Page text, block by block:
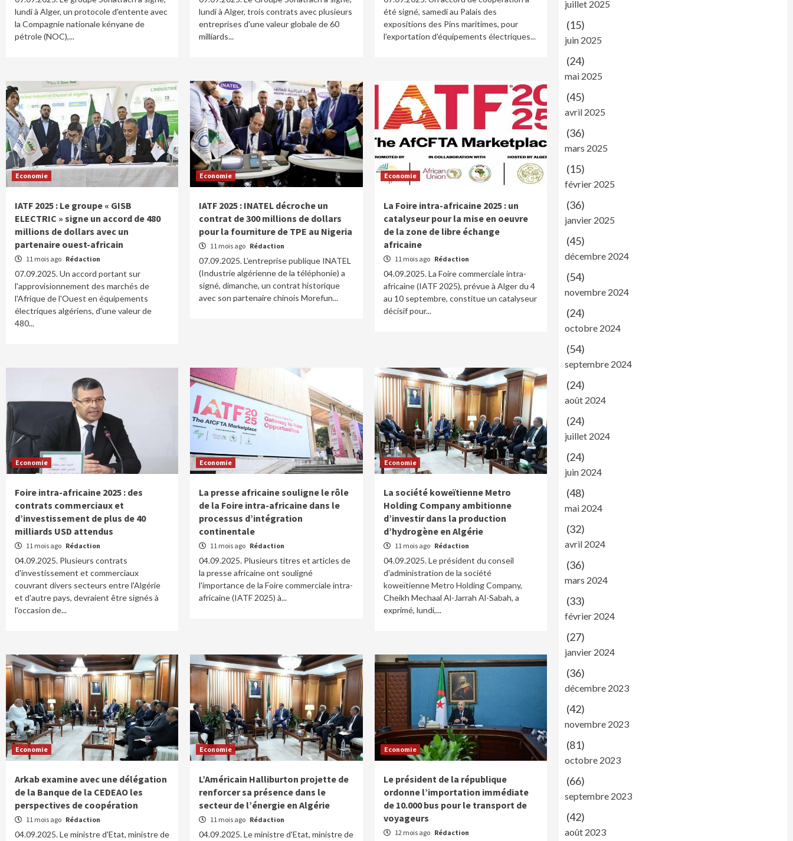
lundi à Alger, un protocole d'entente avec
la Compagnie nationale kényane de
pétrole (NOC),...
lundi à Alger, trois contrats avec plusieurs
entreprises d'une valeur globale de 60
milliards...
été signé, samedi au Palais des
expositions des Pins maritimes, pour
l'exportation d'équipements électriques...
Economie
IATF 2025 : Le groupe « GISB
ELECTRIC » signe un accord de 480
millions de dollars avec un
partenaire ouest-africain
11 mois ago Rédaction
07.09.2025. Un accord portant sur
l'approvisionnement des marchés de
l'Afrique de l'Ouest en équipements
électriques algériens, d'une valeur de
480...
Economie
IATF 2025 : INATEL décroche un
contrat de 300 millions de dollars
pour la fourniture de TPE au Nigeria
11 mois ago Rédaction
07.09.2025. L’entreprise publique INATEL
(Industrie algérienne de la téléphonie) a
signé, dimanche, un contrat historique
avec son partenaire chinois Morefun...
Economie
La Foire intra-africaine 2025 : un
catalyseur pour la mise en oeuvre
de la zone de libre échange
africaine
11 mois ago Rédaction
04.09.2025. La Foire commerciale intra-
africaine (IATF 2025), prévue à Alger du 4
au 10 septembre, constitue un catalyseur
décisif pour...
Economie
Foire intra-africaine 2025 : des
contrats commerciaux et
d’investissement de plus de 40
milliards USD attendus
11 mois ago Rédaction
04.09.2025. Plusieurs contrats
d'investissement et commerciaux
couvrant divers secteurs entre l'Algérie
et d'autre pays, devraient être signés à
l'occasion de...
Economie
La presse africaine souligne le rôle
de la Foire intra-africaine dans le
processus d’intégration
continentale
11 mois ago Rédaction
04.09.2025. Plusieurs titres et articles de
la presse africaine ont souligné
l'importance de la Foire commerciale intra-
africaine (IATF 2025) à...
Economie
La société koweïtienne Metro
Holding Company ambitionne
d’investir dans la production
d’hydrogène en Algérie
11 mois ago Rédaction
04.09.2025. Le président du conseil
d'administration de la société
koweïtienne Metro Holding Company,
Cheikh Mechaal Al-Jarrah Al-Sabah, a
exprimé, lundi,...
Economie
Arkab examine avec une délégation
de la Banque de la CEDEAO les
perspectives de coopération
11 mois ago Rédaction
04.09.2025. Le ministre d'Etat, ministre de
Economie
L’Américain Halliburton projette de
renforcer sa présence dans le
secteur de l’énergie en Algérie
11 mois ago Rédaction
04.09.2025. Le ministre d'Etat, ministre de
Economie
Le président de la république
ordonne l’importation immédiate
de 10.000 bus pour le transport de
voyageurs
12 mois ago Rédaction
juillet 2025
(15)
juin 2025
(24)
mai 2025
(45)
avril 2025
(36)
mars 2025
(15)
février 2025
(36)
janvier 2025
(45)
décembre 2024
(54)
novembre 2024
(24)
octobre 2024
(54)
septembre 2024
(24)
août 2024
(24)
juillet 2024
(24)
juin 2024
(48)
mai 2024
(32)
avril 2024
(36)
mars 2024
(33)
février 2024
(27)
janvier 2024
(36)
décembre 2023
(42)
novembre 2023
(81)
octobre 2023
(66)
septembre 2023
(42)
août 2023